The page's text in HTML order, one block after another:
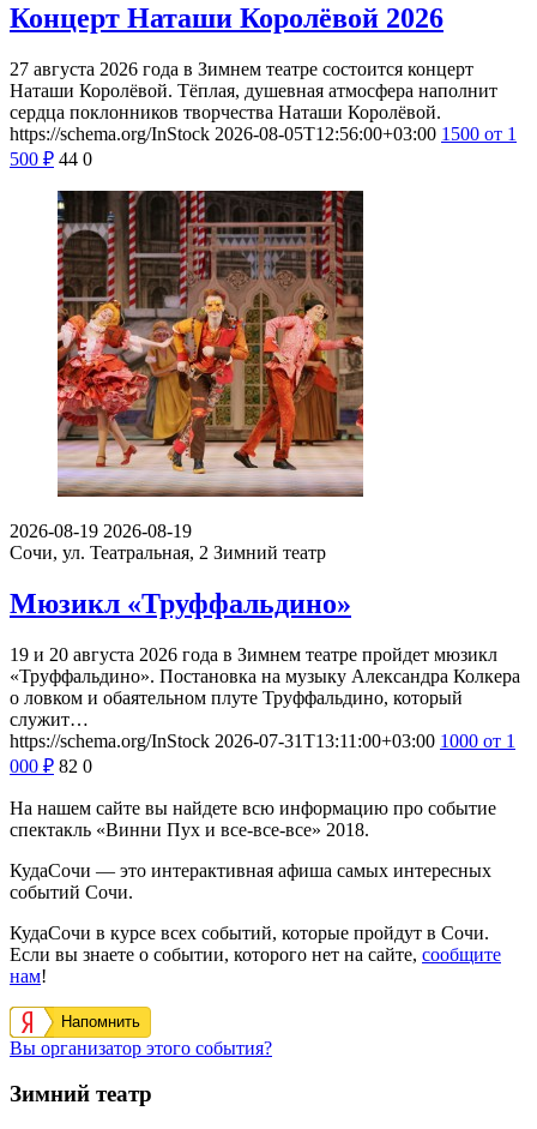
Концерт Наташи Королёвой 2026
27 августа 2026 года в Зимнем театре состоится концерт
Наташи Королёвой. Тёплая, душевная атмосфера наполнит
сердца поклонников творчества Наташи Королёвой.
https://schema.org/InStock 2026-08-05T12:56:00+03:00 1500 от 1
500 ₽ 44 0
2026-08-19 2026-08-19
Сочи, ул. Театральная, 2 Зимний театр
Мюзикл «Труффальдино»
19 и 20 августа 2026 года в Зимнем театре пройдет мюзикл
«Труффальдино». Постановка на музыку Александра Колкера
о ловком и обаятельном плуте Труффальдино, который
служит…
https://schema.org/InStock 2026-07-31T13:11:00+03:00 1000 от 1
000 ₽ 82 0
На нашем сайте вы найдете всю информацию про событие
спектакль «Винни Пух и все-все-все» 2018.
КудаСочи — это интерактивная афиша самых интересных
событий Сочи.
КудаСочи в курсе всех событий, которые пройдут в Сочи.
Если вы знаете о событии, которого нет на сайте, сообщите
нам!
Напомнить
Вы организатор этого события?
Зимний театр